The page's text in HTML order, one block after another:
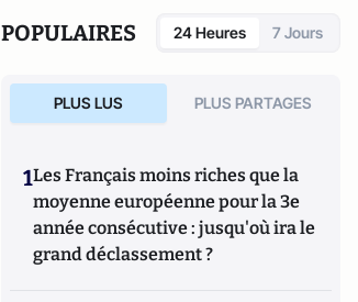
POPULAIRES 24 Heures 7 Jours
PLUS LUS PLUS PARTAGES
1Les Français moins riches que la
moyenne européenne pour la 3e
année consécutive : jusqu'où ira le
grand déclassement ?